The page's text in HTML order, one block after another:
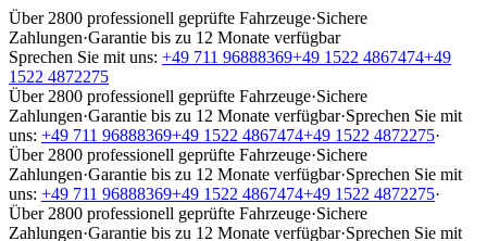
Über 2800 professionell geprüfte Fahrzeuge·Sichere
Zahlungen·Garantie bis zu 12 Monate verfügbar
Sprechen Sie mit uns: +49 711 96888369+49 1522 4867474+49
1522 4872275
Über 2800 professionell geprüfte Fahrzeuge·Sichere
Zahlungen·Garantie bis zu 12 Monate verfügbar·Sprechen Sie mit
uns: +49 711 96888369+49 1522 4867474+49 1522 4872275·
Über 2800 professionell geprüfte Fahrzeuge·Sichere
Zahlungen·Garantie bis zu 12 Monate verfügbar·Sprechen Sie mit
uns: +49 711 96888369+49 1522 4867474+49 1522 4872275·
Über 2800 professionell geprüfte Fahrzeuge·Sichere
Zahlungen·Garantie bis zu 12 Monate verfügbar·Sprechen Sie mit